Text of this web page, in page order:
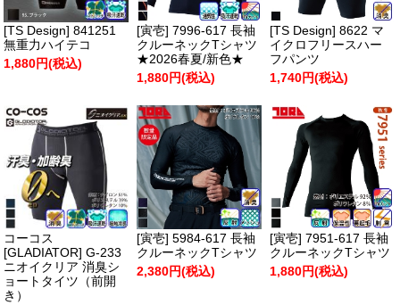
[TS Design] 841251
無重力ハイテコ
1,880円(税込)
[寅壱] 7996-617 長袖
クルーネックTシャツ
★2026春夏/新色★
1,880円(税込)
[TS Design] 8622 マ
イクロフリースハー
フパンツ
1,740円(税込)
コーコス
[GLADIATOR] G-233
ニオイクリア 消臭シ
ョートタイツ（前開
き）
[寅壱] 5984-617 長袖
クルーネックTシャツ
2,380円(税込)
[寅壱] 7951-617 長袖
クルーネックTシャツ
1,880円(税込)